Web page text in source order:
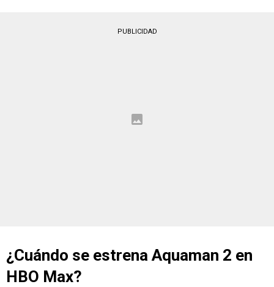
PUBLICIDAD
¿Cuándo se estrena Aquaman 2 en
HBO Max?